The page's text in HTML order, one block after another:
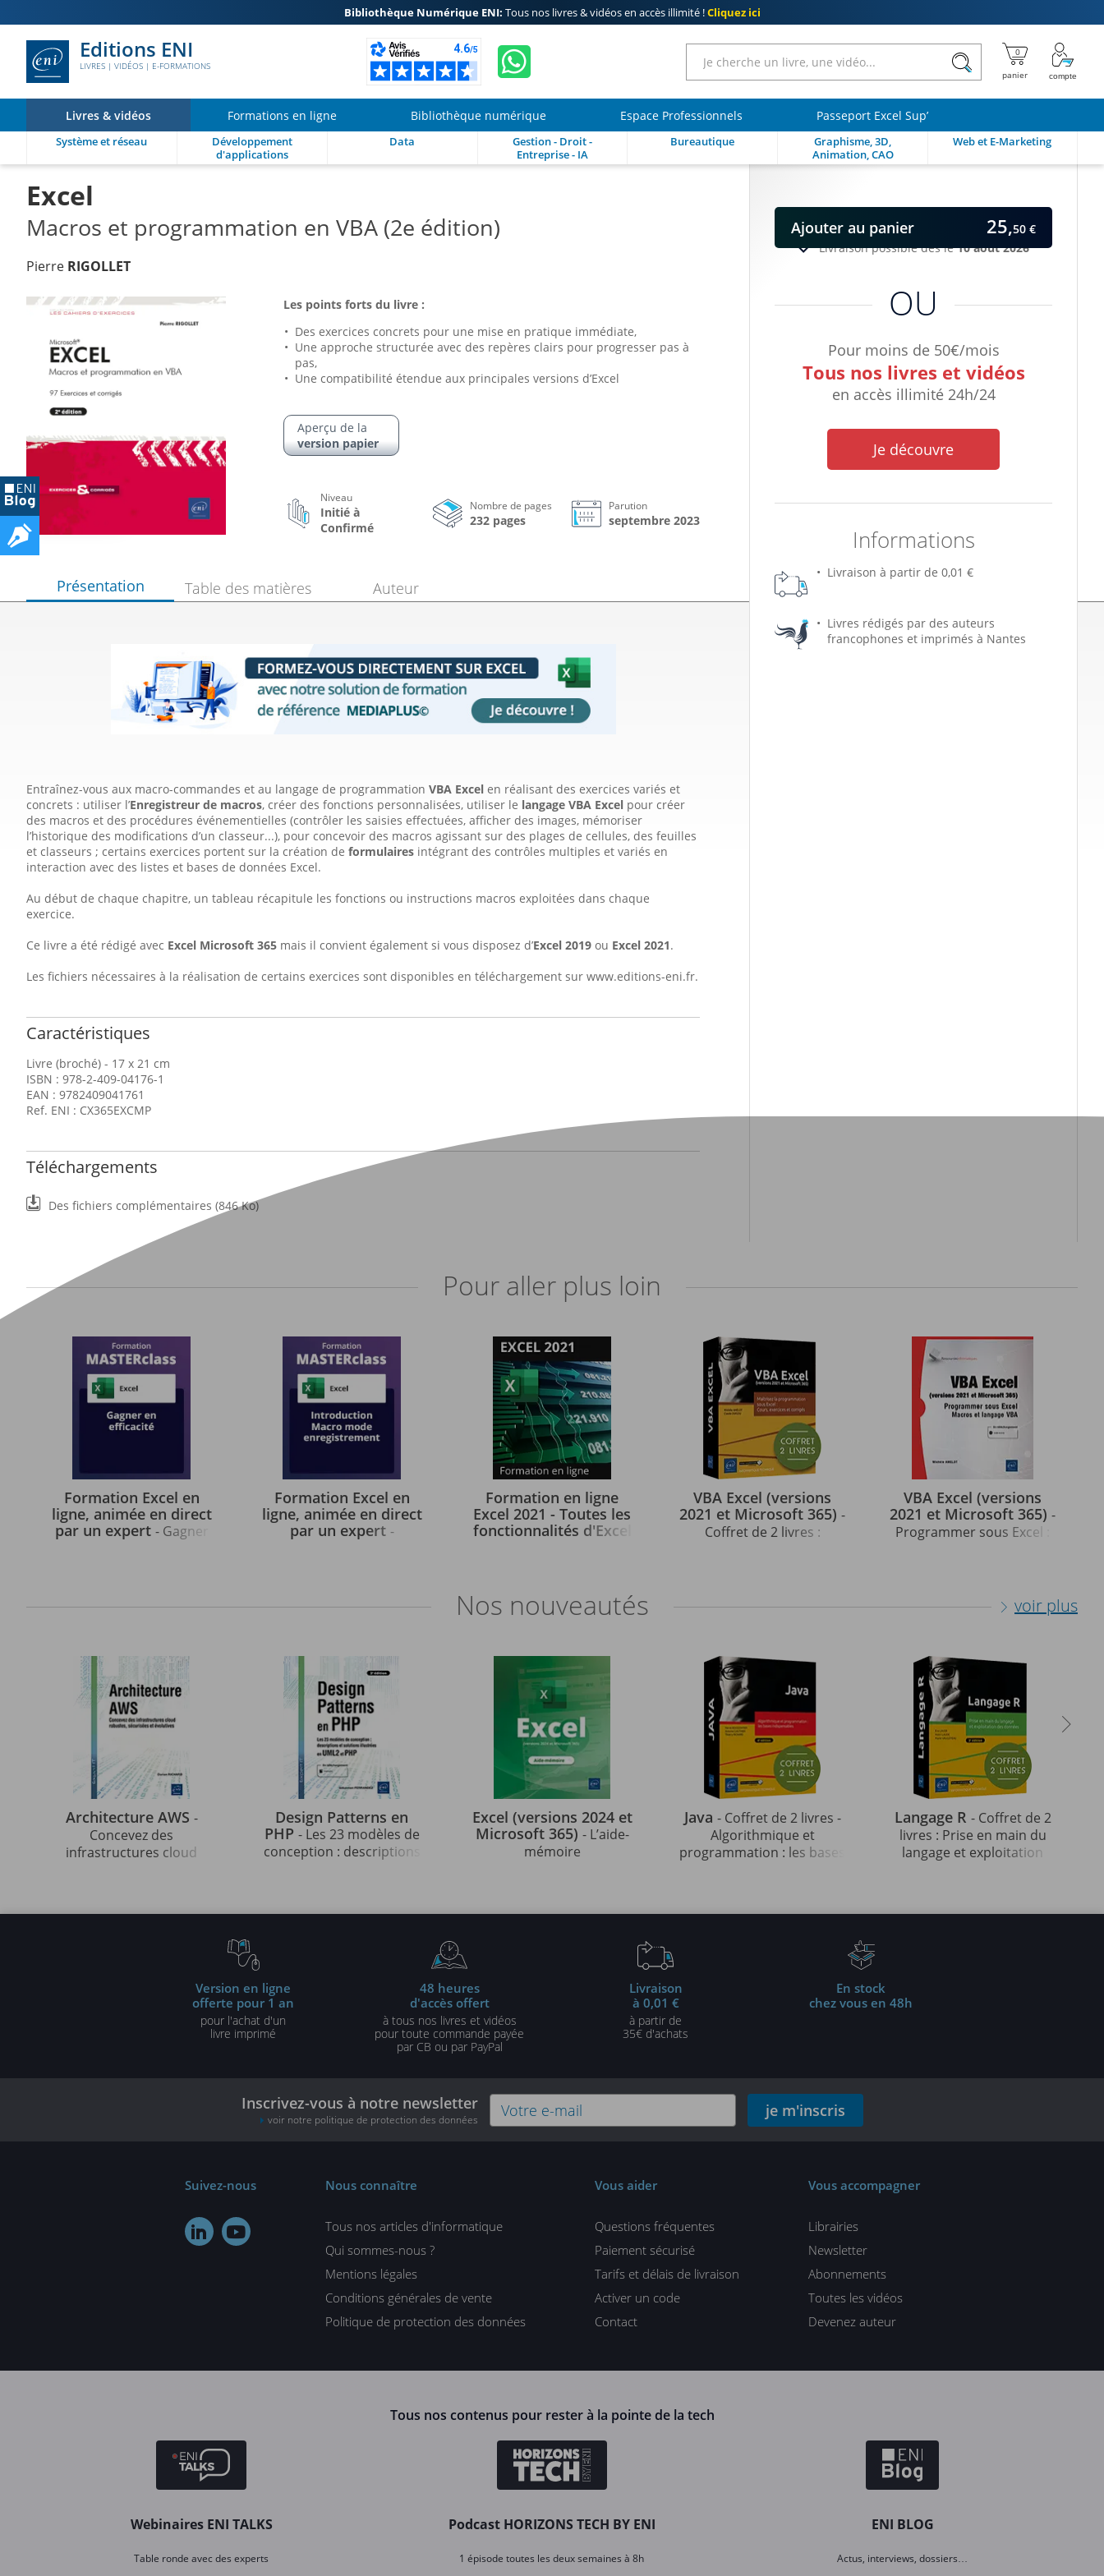
Bibliothèque Numérique ENI: Tous nos livres & vidéos en accès illimité !Cliquez ici
Editions ENI
LIVRES | VIDÉOS | E-FORMATIONS
Livres & vidéos Formations en ligne Bibliothèque numérique Espace Professionnels Passeport Excel Sup’
Système et réseau
Développement
d'applications
Data
Gestion - Droit -
Entreprise - IA
Bureautique
Graphisme, 3D,
Animation, CAO
Web et E-Marketing
Excel
Macros et programmation en VBA (2e édition)
Pierre RIGOLLET
OU
Pour moins de 50€/mois
Tous nos livres et vidéos
en accès illimité 24h/24
Je découvre
Informations
Livraison possible dès le10 août 2026
Livraison à partir de 0,01 €
Livres rédigés par des auteurs
francophones et imprimés à Nantes
Ajouter au panier 25,50 €
Les points forts du livre :
Des exercices concrets pour une mise en pratique immédiate,
Une approche structurée avec des repères clairs pour progresser pas à
pas,
Une compatibilité étendue aux principales versions d’Excel
Aperçu de la
version papier
Niveau
Initié à
Confirmé
Nombre de pages
232 pages
Parution
septembre 2023
Présentation
Entraînez-vous aux macro-commandes et au langage de programmation VBA Excel en réalisant des exercices variés et
concrets : utiliser l’Enregistreur de macros, créer des fonctions personnalisées, utiliser le langage VBA Excel pour créer
des macros et des procédures événementielles (contrôler les saisies effectuées, afficher des images, mémoriser
l’historique des modifications d’un classeur...), pour concevoir des macros agissant sur des plages de cellules, des feuilles
et classeurs ; certains exercices portent sur la création de formulaires intégrant des contrôles multiples et variés en
interaction avec des listes et bases de données Excel.
Au début de chaque chapitre, un tableau récapitule les fonctions ou instructions macros exploitées dans chaque
exercice.
Ce livre a été rédigé avec Excel Microsoft 365 mais il convient également si vous disposez d’Excel 2019 ou Excel 2021.
Les fichiers nécessaires à la réalisation de certains exercices sont disponibles en téléchargement sur www.editions-eni.fr.
Caractéristiques
Livre (broché) - 17 x 21 cm
ISBN : 978-2-409-04176-1
EAN : 9782409041761
Ref. ENI : CX365EXCMP
Téléchargements
Des fichiers complémentaires (846 Ko)
Table des matières Auteur
Pour aller plus loin
Formation Excel en
ligne, animée en direct
par un expert - Gagner
Formation Excel en
ligne, animée en direct
par un expert -
Formation en ligne
Excel 2021 - Toutes les
fonctionnalités d'Excel
illimité
VBA Excel (versions
2021 et Microsoft 365) -
Coffret de 2 livres :
VBA Excel (versions
2021 et Microsoft 365) -
Programmer sous Excel :
Nos nouveautés voir plus
Architecture AWS -
Concevez des
infrastructures cloud
Design Patterns en
PHP - Les 23 modèles de
conception : descriptions
Excel (versions 2024 et
Microsoft 365) - L’aide-
mémoire
Java - Coffret de 2 livres -
Algorithmique et
programmation : les bases
Langage R - Coffret de 2
livres : Prise en main du
langage et exploitation
Version en ligne
offerte pour 1 an
pour l'achat d'un
livre imprimé
48 heures
d'accès offert
à tous nos livres et vidéos
pour toute commande payée
par CB ou par PayPal
Livraison
à 0,01 €
à partir de
35€ d'achats
En stock
chez vous en 48h
Inscrivez-vous à notre newsletter
voir notre politique de protection des données je m'inscris
Suivez-nous
 
Nous connaître
Tous nos articles d'informatique
Qui sommes-nous ?
Mentions légales
Conditions générales de vente
Politique de protection des données
Vous aider
Questions fréquentes
Paiement sécurisé
Tarifs et délais de livraison
Activer un code
Contact
Vous accompagner
Librairies
Newsletter
Abonnements
Toutes les vidéos
Devenez auteur
Tous nos contenus pour rester à la pointe de la tech
Webinaires ENI TALKS
Table ronde avec des experts
Podcast HORIZONS TECH BY ENI
1 épisode toutes les deux semaines à 8h
ENI BLOG
Actus, interviews, dossiers…